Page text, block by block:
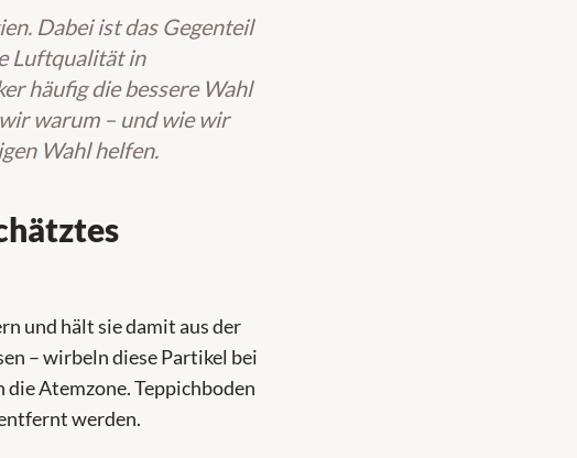
Dabei ist das Gegenteil
Luftqualität in
häufig die bessere Wahl
warum – und wie wir
Wahl helfen.
und hält sie damit aus der
– wirbeln diese Partikel bei
Atemzone. Teppichboden
werden.